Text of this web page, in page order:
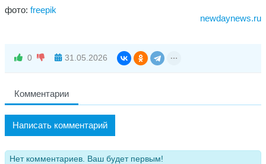
фото: freepik
newdaynews.ru
0 31.05.2026
Комментарии
Написать комментарий
Нет комментариев. Ваш будет первым!